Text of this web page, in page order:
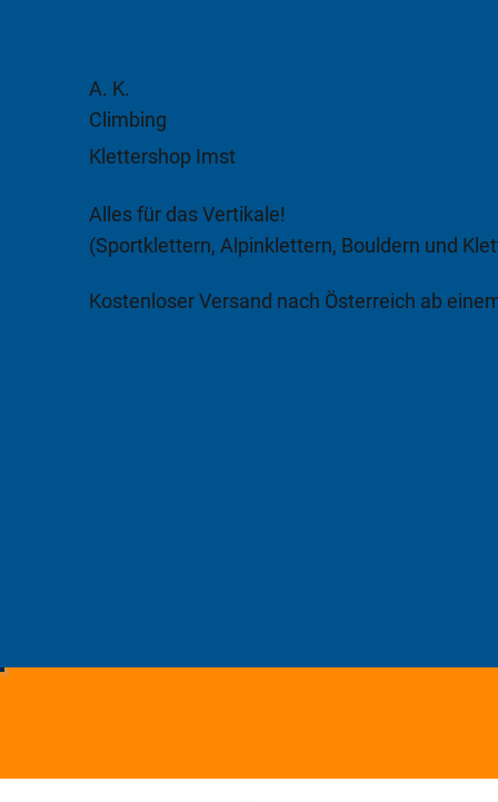
A. K.
Climbing
Klettershop Imst
Alles für das Vertikale!
(Sportklettern, Alpinklettern, Bouldern und
Kostenloser Versand nach Österreich ab